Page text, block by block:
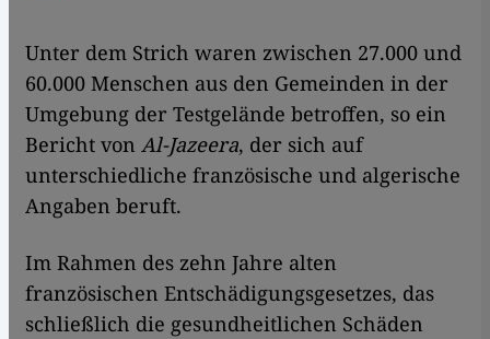
Unter dem Strich waren zwischen 27.000 und
60.000 Menschen aus den Gemeinden in der
Umgebung der Testgelände betroffen, so ein
Bericht von Al-Jazeera, der sich auf
unterschiedliche französische und algerische
Angaben beruft.
Im Rahmen des zehn Jahre alten
französischen Entschädigungsgesetzes, das
schließlich die gesundheitlichen Schäden